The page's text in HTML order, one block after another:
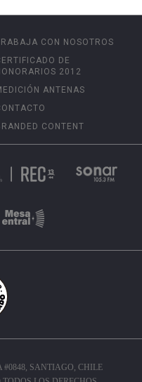
CON NOSOTROS
DE
2012
ANTENAS
CONTENT
#0848, SANTIAGO, CHILE